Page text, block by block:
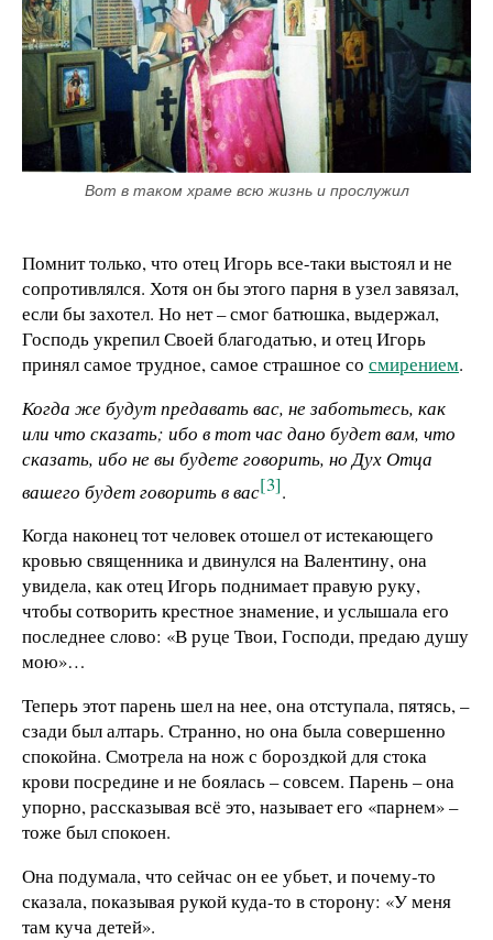
Вот в таком храме всю жизнь и прослужил
Помнит только, что отец Игорь все-таки выстоял и не
сопротивлялся. Хотя он бы этого парня в узел завязал,
если бы захотел. Но нет – смог батюшка, выдержал,
Господь укрепил Своей благодатью, и отец Игорь
принял самое трудное, самое страшное со смирением.
Когда же будут предавать вас, не заботьтесь, как
или что сказать; ибо в тот час дано будет вам, что
сказать, ибо не вы будете говорить, но Дух Отца
вашего будет говорить в вас[3].
Когда наконец тот человек отошел от истекающего
кровью священника и двинулся на Валентину, она
увидела, как отец Игорь поднимает правую руку,
чтобы сотворить крестное знамение, и услышала его
последнее слово: «В руце Твои, Господи, предаю душу
мою»…
Теперь этот парень шел на нее, она отступала, пятясь, –
сзади был алтарь. Странно, но она была совершенно
спокойна. Смотрела на нож с бороздкой для стока
крови посредине и не боялась – совсем. Парень – она
упорно, рассказывая всё это, называет его «парнем» –
тоже был спокоен.
Она подумала, что сейчас он ее убьет, и почему-то
сказала, показывая рукой куда-то в сторону: «У меня
там куча детей».